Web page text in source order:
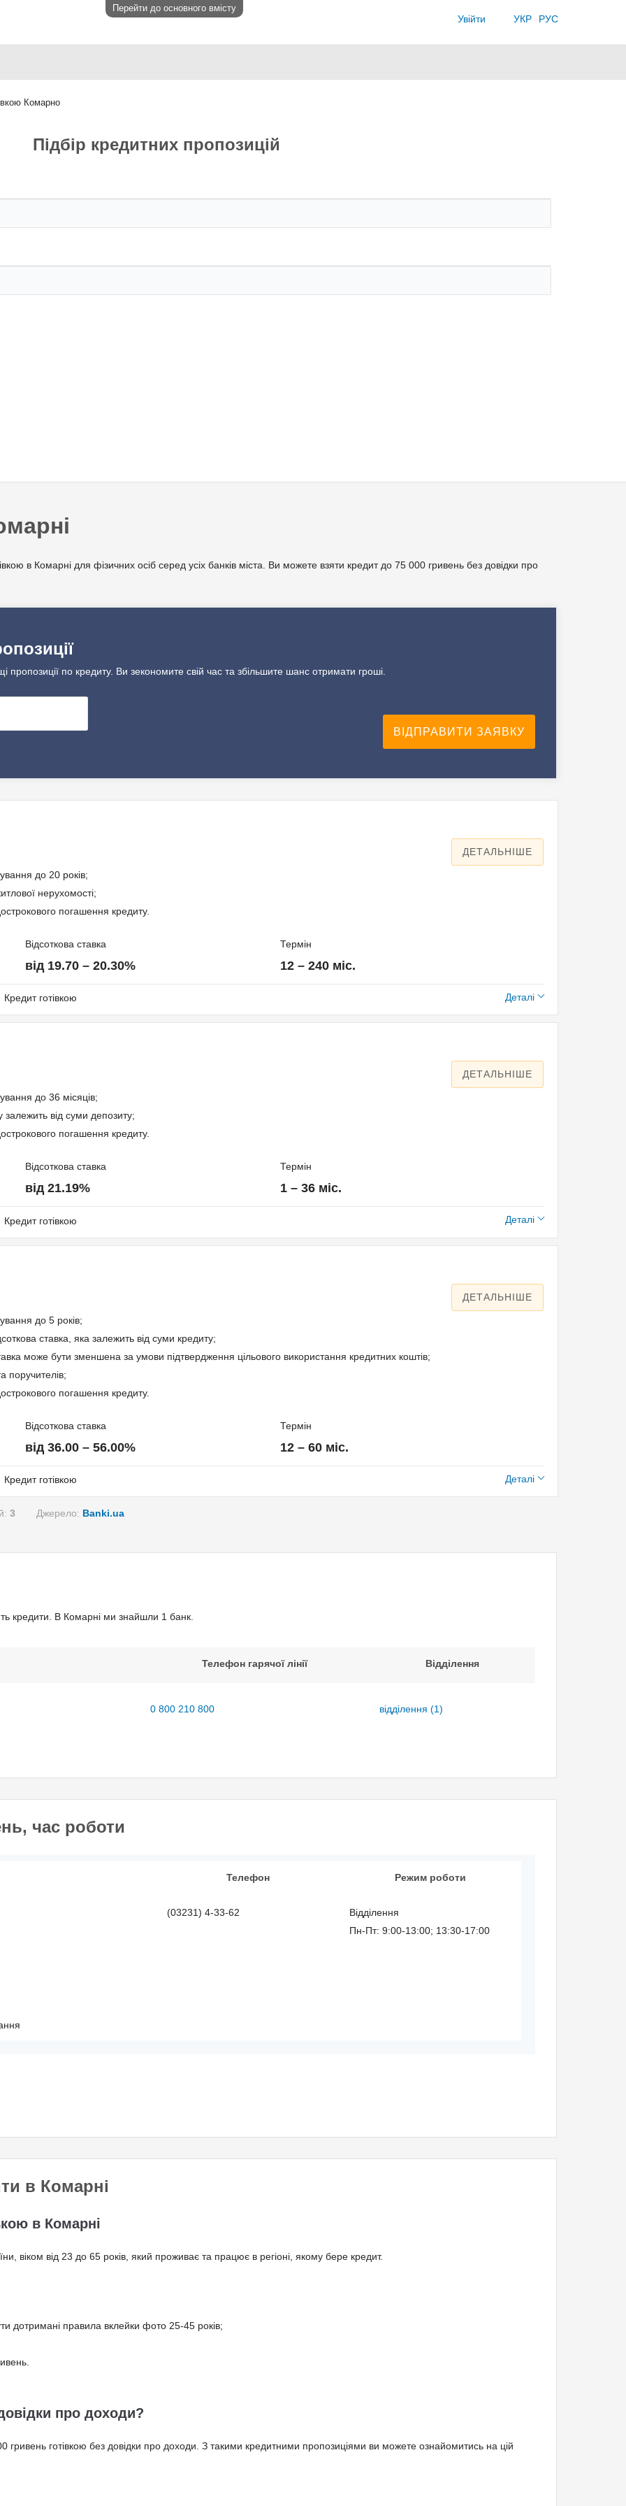
Перейти до основного вмісту
Увійти УКР РУС
Комарно
Підбір кредитних пропозицій
в Комарнi для фізичних осіб серед усіх банків міста. Ви можете взяти кредит до 75 000 гривень без довідки про
пропозиції по кредиту. Ви зекономите свій час та збільшите шанс отримати гроші.
ДЕТАЛЬНІШЕ
до 20 років;
нерухомості;
погашення кредиту.
Відсоткова ставка
від 19.70 – 20.30%
Термін
12 – 240 міс.
Кредит готівкою Деталі
ДЕТАЛЬНІШЕ
до 36 місяців;
від суми депозиту;
погашення кредиту.
Відсоткова ставка
від 21.19%
Термін
1 – 36 міс.
Кредит готівкою Деталі
ДЕТАЛЬНІШЕ
до 5 років;
ставка, яка залежить від суми кредиту;
може бути зменшена за умови підтвердження цільового використання кредитних коштів;
поручителів;
погашення кредиту.
Відсоткова ставка
від 36.00 – 56.00%
Термін
12 – 60 міс.
Кредит готівкою Деталі
3 Джерело: Banki.ua
кредити. В Комарнi ми знайшли 1 банк.
Телефон гарячої лінії Відділення
0 800 210 800 відділення (1)
час роботи
Телефон Режим роботи
(03231) 4-33-62
Відділення
Пн-Пт: 9:00-13:00; 13:30-17:00
в Комарнi
в Комарнi
віком від 23 до 65 років, який проживає та працює в регіоні, якому бере кредит.
дотримані правила вклейки фото 25-45 років;
про доходи?
готівкою без довідки про доходи. З такими кредитними пропозиціями ви можете ознайомитись на цій